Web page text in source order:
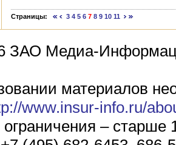
Страницы: 3 4 5 6 7 8 9 10 11
ЗАО Медиа-
материалов
www.insur-info.ru/
– старше